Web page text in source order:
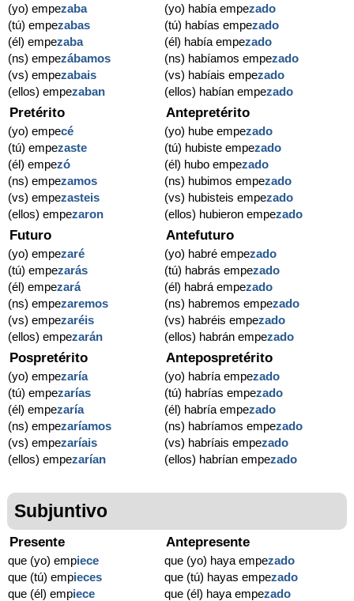
(yo) empezaba
(tú) empezabas
(él) empezaba
(ns) empezábamos
(vs) empezabais
(ellos) empezaban
(yo) había empezado
(tú) habías empezado
(él) había empezado
(ns) habíamos empezado
(vs) habíais empezado
(ellos) habían empezado
Pretérito
(yo) empecé
(tú) empezaste
(él) empezó
(ns) empezamos
(vs) empezasteis
(ellos) empezaron
Antepretérito
(yo) hube empezado
(tú) hubiste empezado
(él) hubo empezado
(ns) hubimos empezado
(vs) hubisteis empezado
(ellos) hubieron empezado
Futuro
(yo) empezaré
(tú) empezarás
(él) empezará
(ns) empezaremos
(vs) empezaréis
(ellos) empezarán
Antefuturo
(yo) habré empezado
(tú) habrás empezado
(él) habrá empezado
(ns) habremos empezado
(vs) habréis empezado
(ellos) habrán empezado
Pospretérito
(yo) empezaría
(tú) empezarías
(él) empezaría
(ns) empezaríamos
(vs) empezaríais
(ellos) empezarían
Antepospretérito
(yo) habría empezado
(tú) habrías empezado
(él) habría empezado
(ns) habríamos empezado
(vs) habríais empezado
(ellos) habrían empezado
Subjuntivo
Presente
que (yo) empiece
que (tú) empieces
que (él) empiece
Antepresente
que (yo) haya empezado
que (tú) hayas empezado
que (él) haya empezado